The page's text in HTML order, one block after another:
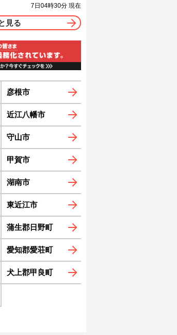
7日04時30分 現在
見る
彦根市
近江八幡市
守山市
甲賀市
湖南市
東近江市
蒲生郡日野町
愛知郡愛荘町
犬上郡甲良町